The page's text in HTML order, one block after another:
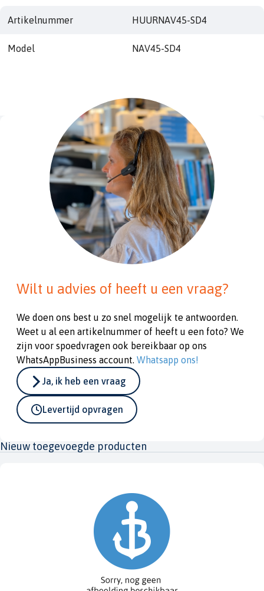
Artikelnummer HUURNAV45-SD4
Model NAV45-SD4
Wilt u advies of heeft u een vraag?
We doen ons best u zo snel mogelijk te antwoorden.
Weet u al een artikelnummer of heeft u een foto? We
zijn voor spoedvragen ook bereikbaar op ons
WhatsAppBusiness account. Whatsapp ons!
Ja, ik heb een vraag
Levertijd opvragen
Nieuw toegevoegde producten